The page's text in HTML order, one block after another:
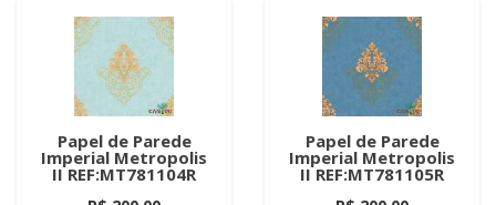
Papel de Parede
Imperial Metropolis
II REF:MT781104R
Papel de Parede
Imperial Metropolis
II REF:MT781105R